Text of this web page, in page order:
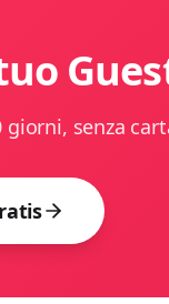
senza